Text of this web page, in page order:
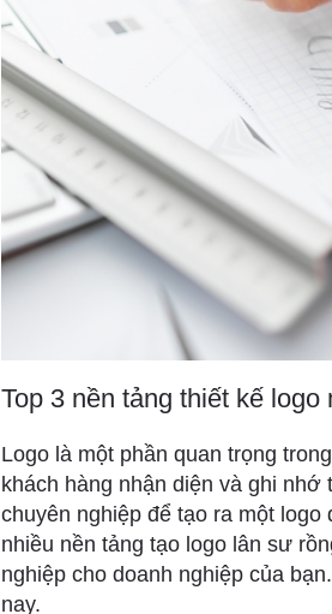
Top 3 nền tảng thiết kế
Logo là một phần quan trọng
khách hàng nhận diện và ghi
chuyên nghiệp để tạo ra một
nhiều nền tảng tạo logo lân sư
nghiệp cho doanh nghiệp của
nay.